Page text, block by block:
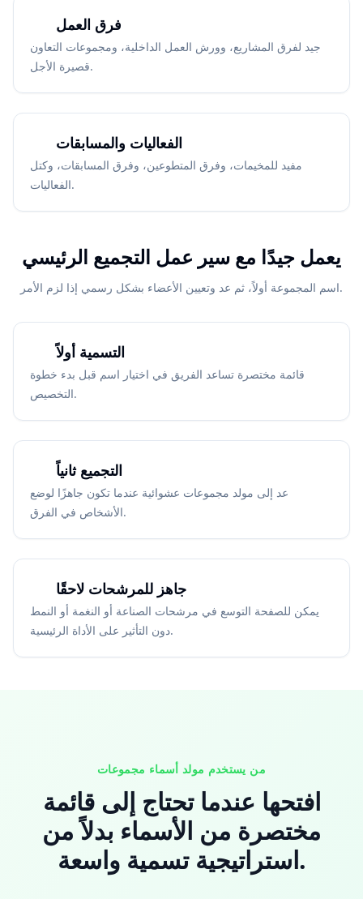
فرق العمل
جيد لفرق المشاريع، وورش العمل الداخلية، ومجموعات التعاون
قصيرة الأجل.
الفعاليات والمسابقات
مفيد للمخيمات، وفرق المتطوعين، وفرق المسابقات، وكتل
الفعاليات.
يعمل جيدًا مع سير عمل التجميع الرئيسي
اسم المجموعة أولاً، ثم عد وتعيين الأعضاء بشكل رسمي إذا لزم الأمر.
التسمية أولاً
قائمة مختصرة تساعد الفريق في اختيار اسم قبل بدء خطوة
التخصيص.
التجميع ثانياً
عد إلى مولد مجموعات عشوائية عندما تكون جاهزًا لوضع
الأشخاص في الفرق.
جاهز للمرشحات لاحقًا
يمكن للصفحة التوسع في مرشحات الصناعة أو النغمة أو النمط
دون التأثير على الأداة الرئيسية.
من يستخدم مولد أسماء مجموعات
افتحها عندما تحتاج إلى قائمة
مختصرة من الأسماء بدلاً من
استراتيجية تسمية واسعة.